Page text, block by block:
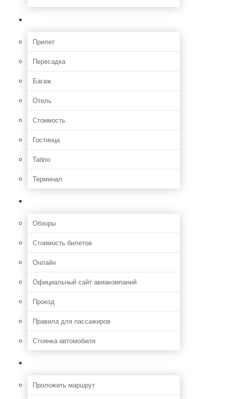
Прилет
Пересадка
Багаж
Отель
Стоимость
Гостинца
Табло
Терминал
Обзоры
Стоимость билетов
Онлайн
Официальный сайт авиакомпаний
Проезд
Правила для пассажиров
Стоянка автомобиля
Проложить маршрут